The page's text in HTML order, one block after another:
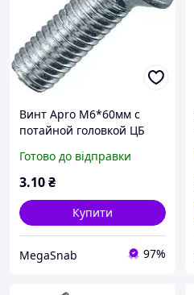
Винт Apro М6*60мм с
потайной головкой ЦБ
Готово до відправки
3.10₴
Купити
MegaSnab 97%